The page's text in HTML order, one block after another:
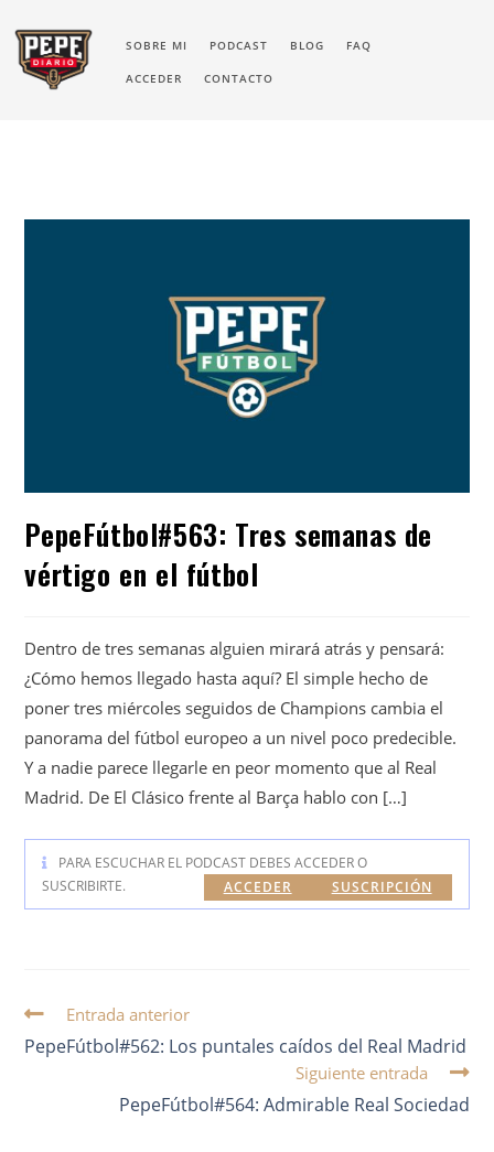
SOBRE MI PODCAST BLOG FAQ
ACCEDER CONTACTO
PepeFútbol#563: Tres semanas de
vértigo en el fútbol
Dentro de tres semanas alguien mirará atrás y pensará:
¿Cómo hemos llegado hasta aquí? El simple hecho de
poner tres miércoles seguidos de Champions cambia el
panorama del fútbol europeo a un nivel poco predecible.
Y a nadie parece llegarle en peor momento que al Real
Madrid. De El Clásico frente al Barça hablo con […]
PARA ESCUCHAR EL PODCAST DEBES ACCEDER O
SUSCRIBIRTE.
SUSCRIPCIÓN
ACCEDER
Entrada anterior
PepeFútbol#562: Los puntales caídos del Real Madrid
Siguiente entrada
PepeFútbol#564: Admirable Real Sociedad